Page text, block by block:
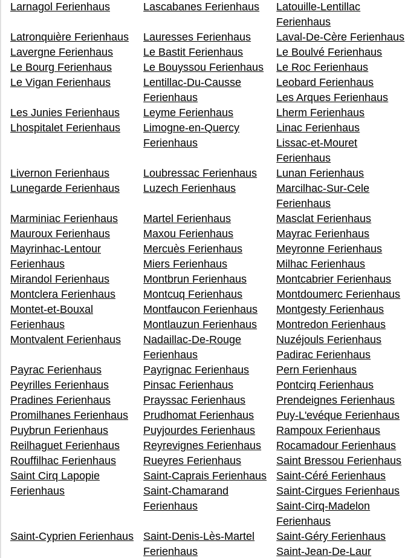
Larnagol Ferienhaus
Lascabanes Ferienhaus
Latouille-Lentillac
Ferienhaus
Latronquière Ferienhaus
Lauresses Ferienhaus
Laval-De-Cère Ferienhaus
Lavergne Ferienhaus
Le Bastit Ferienhaus
Le Boulvé Ferienhaus
Le Bourg Ferienhaus
Le Bouyssou Ferienhaus
Le Roc Ferienhaus
Le Vigan Ferienhaus
Lentillac-Du-Causse
Ferienhaus
Leobard Ferienhaus
Les Arques Ferienhaus
Les Junies Ferienhaus
Leyme Ferienhaus
Lherm Ferienhaus
Lhospitalet Ferienhaus
Limogne-en-Quercy
Ferienhaus
Linac Ferienhaus
Lissac-et-Mouret
Ferienhaus
Livernon Ferienhaus
Loubressac Ferienhaus
Lunan Ferienhaus
Lunegarde Ferienhaus
Luzech Ferienhaus
Marcilhac-Sur-Cele
Ferienhaus
Marminiac Ferienhaus
Martel Ferienhaus
Masclat Ferienhaus
Mauroux Ferienhaus
Maxou Ferienhaus
Mayrac Ferienhaus
Mayrinhac-Lentour
Ferienhaus
Mercuès Ferienhaus
Meyronne Ferienhaus
Miers Ferienhaus
Milhac Ferienhaus
Mirandol Ferienhaus
Montbrun Ferienhaus
Montcabrier Ferienhaus
Montclera Ferienhaus
Montcuq Ferienhaus
Montdoumerc Ferienhaus
Montet-et-Bouxal
Ferienhaus
Montfaucon Ferienhaus
Montgesty Ferienhaus
Montlauzun Ferienhaus
Montredon Ferienhaus
Montvalent Ferienhaus
Nadaillac-De-Rouge
Ferienhaus
Nuzéjouls Ferienhaus
Padirac Ferienhaus
Payrac Ferienhaus
Payrignac Ferienhaus
Pern Ferienhaus
Peyrilles Ferienhaus
Pinsac Ferienhaus
Pontcirq Ferienhaus
Pradines Ferienhaus
Prayssac Ferienhaus
Prendeignes Ferienhaus
Promilhanes Ferienhaus
Prudhomat Ferienhaus
Puy-L'evéque Ferienhaus
Puybrun Ferienhaus
Puyjourdes Ferienhaus
Rampoux Ferienhaus
Reilhaguet Ferienhaus
Reyrevignes Ferienhaus
Rocamadour Ferienhaus
Rouffilhac Ferienhaus
Rueyres Ferienhaus
Saint Bressou Ferienhaus
Saint Cirq Lapopie
Ferienhaus
Saint-Caprais Ferienhaus
Saint-Céré Ferienhaus
Saint-Chamarand
Ferienhaus
Saint-Cirgues Ferienhaus
Saint-Cirq-Madelon
Ferienhaus
Saint-Cyprien Ferienhaus
Saint-Denis-Lès-Martel
Ferienhaus
Saint-Géry Ferienhaus
Saint-Jean-De-Laur